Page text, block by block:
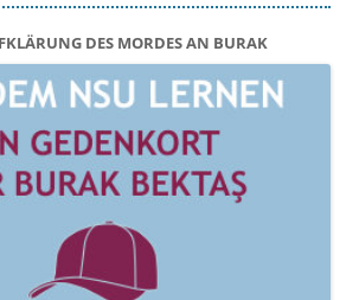
DES MORDES AN BURAK